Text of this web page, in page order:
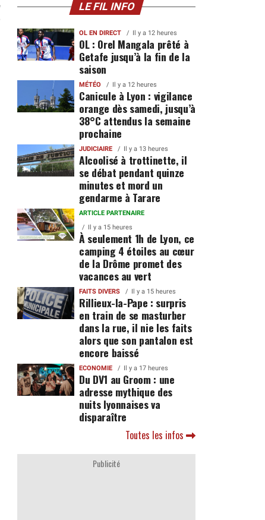
LE FIL INFO
OL EN DIRECT Il y a 12 heures
OL : Orel Mangala prêté à
Getafe jusqu’à la fin de la
saison
MÉTÉO Il y a 12 heures
Canicule à Lyon : vigilance
orange dès samedi, jusqu’à
38°C attendus la semaine
prochaine
JUDICIAIRE Il y a 13 heures
Alcoolisé à trottinette, il
se débat pendant quinze
minutes et mord un
gendarme à Tarare
ARTICLE PARTENAIRE
Il y a 15 heures
À seulement 1h de Lyon, ce
camping 4 étoiles au cœur
de la Drôme promet des
vacances au vert
FAITS DIVERS Il y a 15 heures
Rillieux-la-Pape : surpris
en train de se masturber
dans la rue, il nie les faits
alors que son pantalon est
encore baissé
ECONOMIE Il y a 17 heures
Du DV1 au Groom : une
adresse mythique des
nuits lyonnaises va
disparaître
Toutes les infos
Publicité